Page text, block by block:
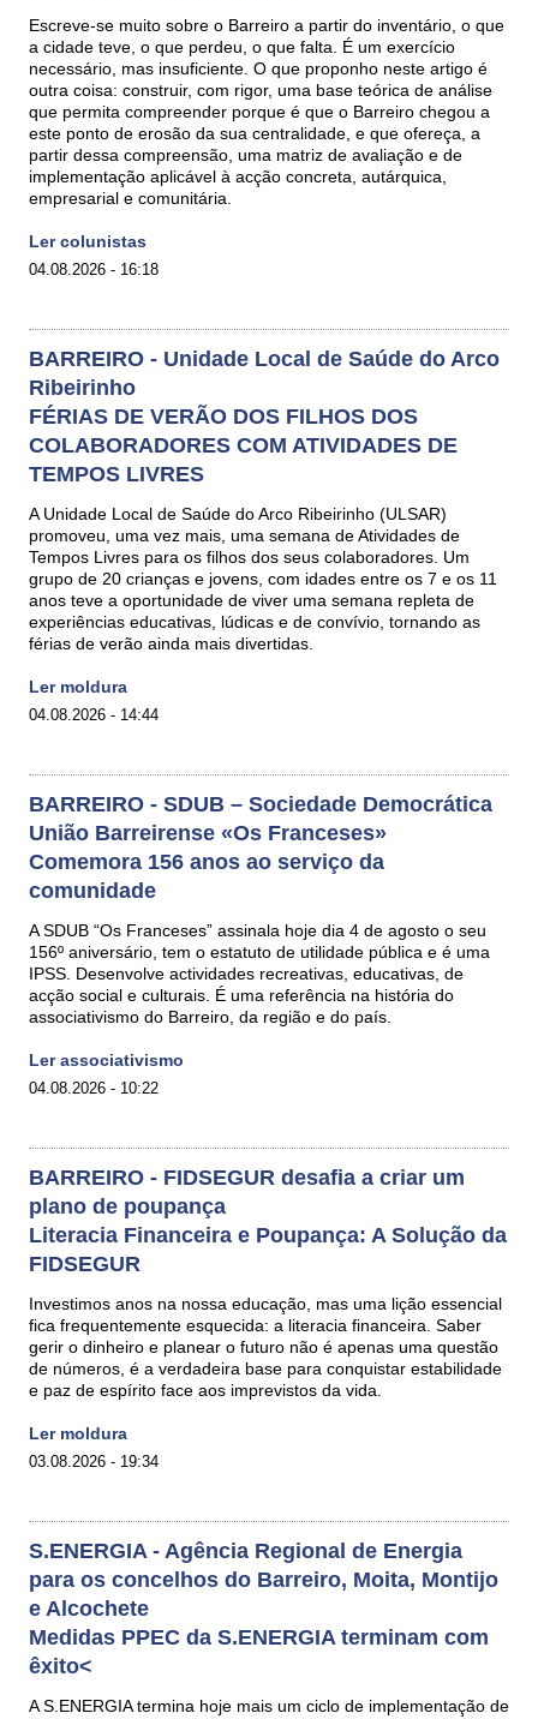
Escreve-se muito sobre o Barreiro a partir do inventário, o que
a cidade teve, o que perdeu, o que falta. É um exercício
necessário, mas insuficiente. O que proponho neste artigo é
outra coisa: construir, com rigor, uma base teórica de análise
que permita compreender porque é que o Barreiro chegou a
este ponto de erosão da sua centralidade, e que ofereça, a
partir dessa compreensão, uma matriz de avaliação e de
implementação aplicável à acção concreta, autárquica,
empresarial e comunitária.
Ler colunistas
04.08.2026 - 16:18
BARREIRO - Unidade Local de Saúde do Arco
Ribeirinho
FÉRIAS DE VERÃO DOS FILHOS DOS
COLABORADORES COM ATIVIDADES DE
TEMPOS LIVRES
A Unidade Local de Saúde do Arco Ribeirinho (ULSAR)
promoveu, uma vez mais, uma semana de Atividades de
Tempos Livres para os filhos dos seus colaboradores. Um
grupo de 20 crianças e jovens, com idades entre os 7 e os 11
anos teve a oportunidade de viver uma semana repleta de
experiências educativas, lúdicas e de convívio, tornando as
férias de verão ainda mais divertidas.
Ler moldura
04.08.2026 - 14:44
BARREIRO - SDUB – Sociedade Democrática
União Barreirense «Os Franceses»
Comemora 156 anos ao serviço da
comunidade
A SDUB “Os Franceses” assinala hoje dia 4 de agosto o seu
156º aniversário, tem o estatuto de utilidade pública e é uma
IPSS. Desenvolve actividades recreativas, educativas, de
acção social e culturais. É uma referência na história do
associativismo do Barreiro, da região e do país.
Ler associativismo
04.08.2026 - 10:22
BARREIRO - FIDSEGUR desafia a criar um
plano de poupança
Literacia Financeira e Poupança: A Solução da
FIDSEGUR
Investimos anos na nossa educação, mas uma lição essencial
fica frequentemente esquecida: a literacia financeira. Saber
gerir o dinheiro e planear o futuro não é apenas uma questão
de números, é a verdadeira base para conquistar estabilidade
e paz de espírito face aos imprevistos da vida.
Ler moldura
03.08.2026 - 19:34
S.ENERGIA - Agência Regional de Energia
para os concelhos do Barreiro, Moita, Montijo
e Alcochete
Medidas PPEC da S.ENERGIA terminam com
êxito<
A S.ENERGIA termina hoje mais um ciclo de implementação de